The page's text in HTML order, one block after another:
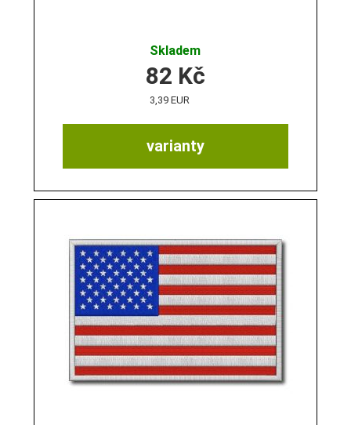
Skladem
varianty
82 Kč
3,39 EUR